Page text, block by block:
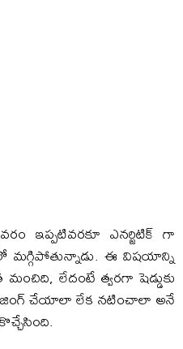
ఇప్పటివరకూ ఎనర్జిటిక్ గా
మగ్గిపోతున్నాడు. ఈ విషయాన్ని
లేదంటే త్వరగా షెడ్డుకు
చేయాలా లేక నటించాలా అనే